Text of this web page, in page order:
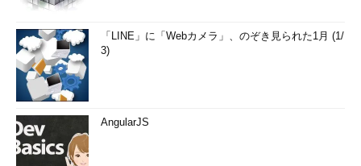
「LINE」に「Webカメラ」、のぞき見られた1月 (1/
3)
AngularJS